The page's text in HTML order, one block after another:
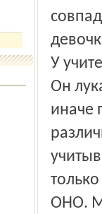
У
Он
иначе
ОНО.